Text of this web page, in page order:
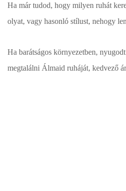
Ha már tudod, hogy milyen ruhát
olyat, vagy hasonló stílust, nehogy
Ha barátságos környezetben,
megtalálni Álmaid ruháját, kedvező